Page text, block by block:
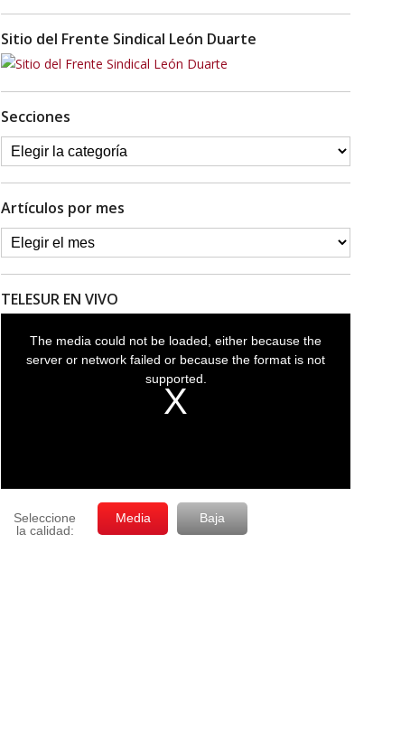
Sitio del Frente Sindical León Duarte
Secciones
Artículos por mes
TELESUR EN VIVO